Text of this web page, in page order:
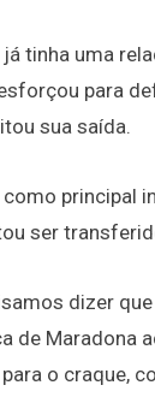
tinha uma
para
sua saída.
como principal
ser
dizer
de Maradona
o craque,